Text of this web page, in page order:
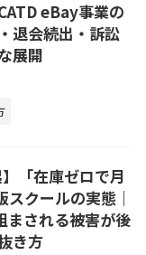
eBay事業の
退会続出・訴訟
展開
「在庫ゼロで月
クールの実態｜
まされる被害が後
き方